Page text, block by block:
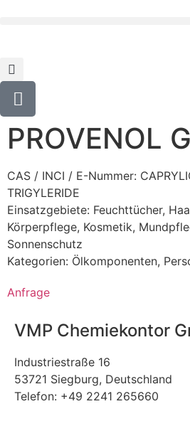
PROVENOL
CAS / INCI / E-Nummer:
TRIGYLERIDE
Einsatzgebiete: Feuchttücher,
Körperpflege, Kosmetik,
Sonnenschutz
Kategorien: Ölkomponenten,
Anfrage
VMP Chemiekontor
Industriestraße 16
53721 Siegburg, Deutschland
Telefon: +49 2241 265660